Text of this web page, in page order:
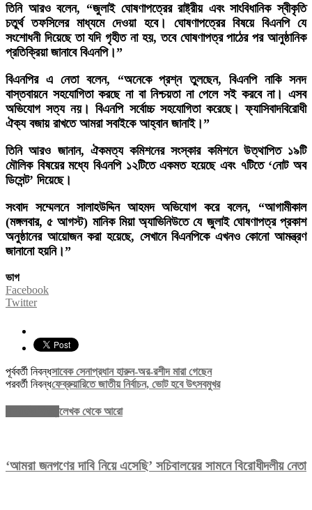
তিনি আরও বলেন, “জুলাই ঘোষণাপত্রের রাষ্ট্রীয় এবং সাংবিধানিক স্বীকৃতি
চতুর্থ তফসিলের মাধ্যমে দেওয়া হবে। ঘোষণাপত্রের বিষয়ে বিএনপি যে
সংশোধনী দিয়েছে তা যদি গৃহীত না হয়, তবে ঘোষণাপত্র পাঠের পর আনুষ্ঠানিক
প্রতিক্রিয়া জানাবে বিএনপি।”
বিএনপির এ নেতা বলেন, “অনেকে প্রশ্ন তুলছেন, বিএনপি নাকি সনদ
বাস্তবায়নে সহযোগিতা করছে না বা নিশ্চয়তা না পেলে সই করবে না। এসব
অভিযোগ সত্য নয়। বিএনপি সর্বোচ্চ সহযোগিতা করেছে। ফ্যাসিবাদবিরোধী
ঐক্য বজায় রাখতে আমরা সবাইকে আহ্বান জানাই।”
তিনি আরও জানান, ঐকমত্য কমিশনের সংস্কার কমিশনে উত্থাপিত ১৯টি
মৌলিক বিষয়ের মধ্যে বিএনপি ১২টিতে একমত হয়েছে এবং ৭টিতে ‘নোট অব
ডিসেন্ট’ দিয়েছে।
সংবাদ সম্মেলনে সালাহউদ্দিন আহমদ অভিযোগ করে বলেন, “আগামীকাল
(মঙ্গলবার, ৫ আগস্ট) মানিক মিয়া অ্যাভিনিউতে যে জুলাই ঘোষণাপত্র প্রকাশ
অনুষ্ঠানের আয়োজন করা হয়েছে, সেখানে বিএনপিকে এখনও কোনো আমন্ত্রণ
জানানো হয়নি।”
ভাগ
Facebook
Twitter
পূর্ববর্তী নিবন্ধসাবেক সেনাপ্রধান হারুন-অর-রশীদ মারা গেছেন
পরবর্তী নিবন্ধফেব্রুয়ারিতে জাতীয় নির্বাচন, ভোট হবে উৎসবমুখর
লেখক থেকে আরো
‘আমরা জনগণের দাবি নিয়ে এসেছি’ সচিবালয়ের সামনে বিরোধীদলীয় নেতা